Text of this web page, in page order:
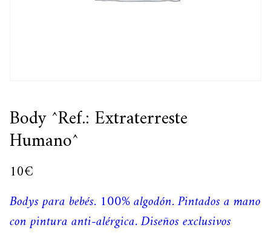
Body ^Ref.: Extraterreste
Humano^
10€
Bodys para bebés. 100% algodón. Pintados a mano
con pintura anti-alérgica. Diseños exclusivos